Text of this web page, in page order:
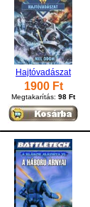
Hajtóvadászat
1900 Ft
Megtakarítás: 98 Ft